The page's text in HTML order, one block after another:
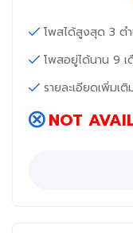
โพสได้สูงสุด 3 ต
โพสอยู่ได้นาน 9 เ
รายละเอียดเพิ่มเ
NOT